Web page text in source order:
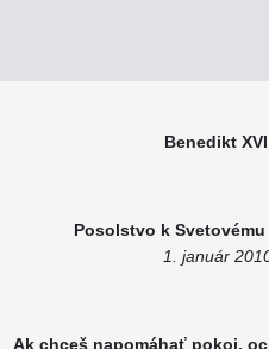
Benedikt
Posolstvo k
1. január
Ak chceš napomáhať pokoj,